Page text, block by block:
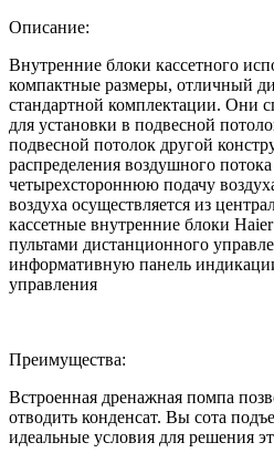
Описание:
Внутренние блоки кассетного
компактные размеры, отличный
стандартной комплектации. Они
для установки в подвесной
подвесной потолок другой
распределения воздушного
четырехстороннюю подачу
воздуха осуществляется из
кассетные внутренние блоки
пультами дистанционного
информативную панель
управления
Преимущества:
Встроенная дренажная помпа
отводить конденсат. Вы сота
идеальные условия для решения